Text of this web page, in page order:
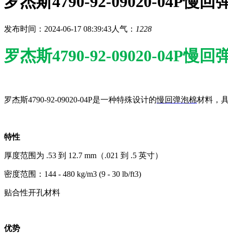
发布时间：2024-06-17 08:39:43人气： 1228
罗杰斯4790-92-09020-04P慢回
罗杰斯4790-92-09020-04P是一种特殊设计的慢回弹泡棉材料，
特性
厚度范围为 .53 到 12.7 mm（.021 到 .5 英寸）
密度范围：144 - 480 kg/m3 (9 - 30 lb/ft3)
贴合性开孔材料
优势